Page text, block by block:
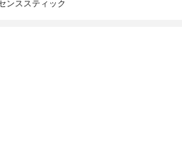
ンススティック